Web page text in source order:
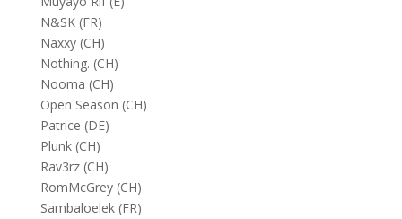
N&SK (FR)
Naxxy (CH)
Nothing. (CH)
Nooma (CH)
Open Season (CH)
Patrice (DE)
Plunk (CH)
Rav3rz (CH)
RomMcGrey (CH)
Sambaloelek (FR)